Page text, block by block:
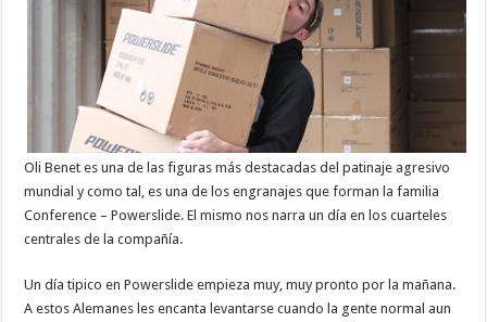
Oli Benet es una de las figuras más destacadas del patinaje agresivo
mundial y como tal, es una de los engranajes que forman la familia
Conference – Powerslide. El mismo nos narra un día en los cuarteles
centrales de la compañía.
Un día tipico en Powerslide empieza muy, muy pronto por la mañana.
A estos Alemanes les encanta levantarse cuando la gente normal aun